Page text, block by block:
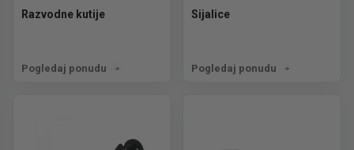
Razvodne kutije
Pogledaj ponudu
Sijalice
Pogledaj ponudu